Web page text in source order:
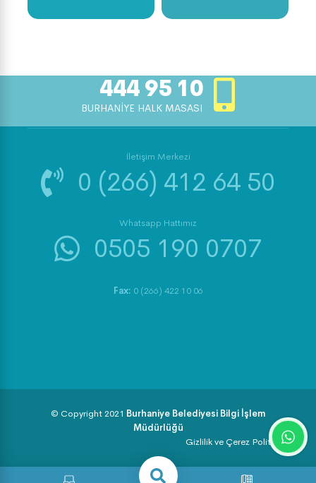
444 95 10
BURHANİYE HALK MASASI
İletişim Merkezi
0 (266) 412 64 50
Whatsapp Hattımız
0505 190 0707
Fax: 0 (266) 422 10 06
© Copyright 2021 Burhaniye Belediyesi Bilgi İşlem
Müdürlüğü
Gizlilik ve Çerez Politikası